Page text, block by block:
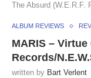
The Absurd (W.E.R.F.
ALBUM REVIEWS
MARIS – Virtue
Records/
written by Bart Verlent